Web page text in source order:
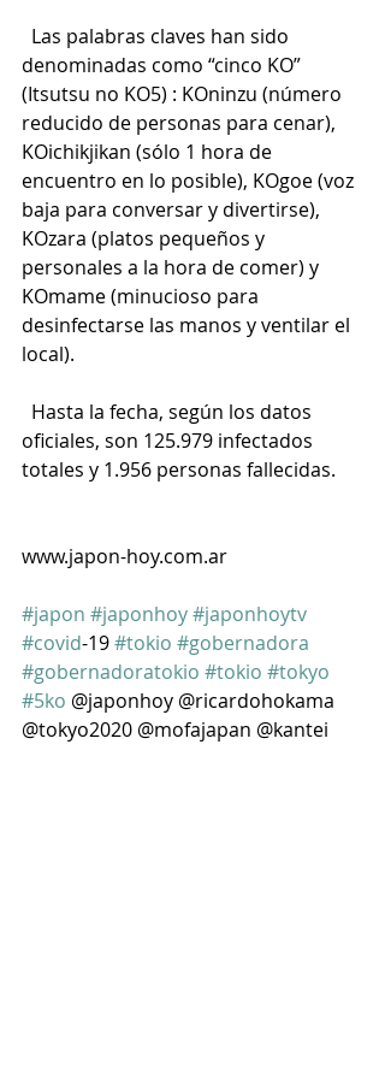
denominadas como “cinco KO”
(Itsutsu no KO5) : KOninzu (número
reducido de personas para cenar),
KOichikjikan (sólo 1 hora de
encuentro en lo posible), KOgoe (voz
baja para conversar y divertirse),
KOzara (platos pequeños y
personales a la hora de comer) y
KOmame (minucioso para
desinfectarse las manos y ventilar el
local).
oficiales, son 125.979 infectados
totales y 1.956 personas fallecidas.
www.japon-hoy.com.ar
#japon #japonhoy#japonhoytv
#covid-19 #tokio #gobernadora
#gobernadoratokio #tokio #tokyo
#5ko @japonhoy @ricardohokama
@tokyo2020 @mofajapan @kantei